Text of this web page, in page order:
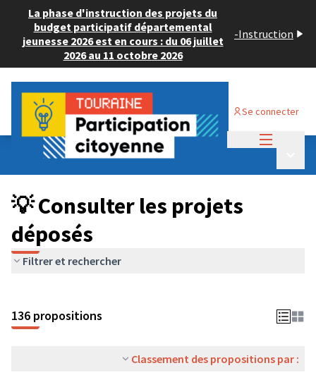
La phase d'instruction des projets du
budget participatif départemental
jeunesse 2026 est en cours : du 06 juillet
2026 au 11 octobre 2026
-Instruction
Se connecter
Budget Participatif JEUNESSE 2024
💡 Consulter les projets déposés
💡 Consulter les projets
déposés
Filtrer et rechercher
136 propositions
Classement des propositions par :